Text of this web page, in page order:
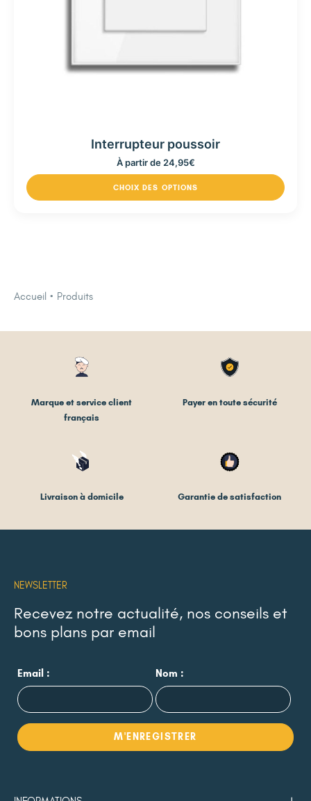
Interrupteur poussoir
À partir de 24,95€
CHOIX DES OPTIONS
Accueil Produits
Marque et service client
français
Payer en toute sécurité
Livraison à domicile Garantie de satisfaction
NEWSLETTER
Recevez notre actualité, nos conseils et
bons plans par email
Email : Nom :